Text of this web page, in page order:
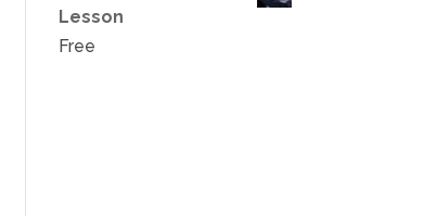
Lesson
Free